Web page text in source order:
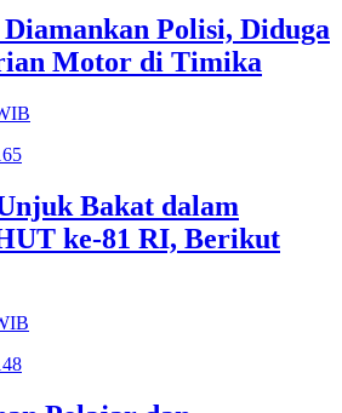
Polisi, Diduga
Motor di Timika
Bakat dalam
ke-81 RI, Berikut